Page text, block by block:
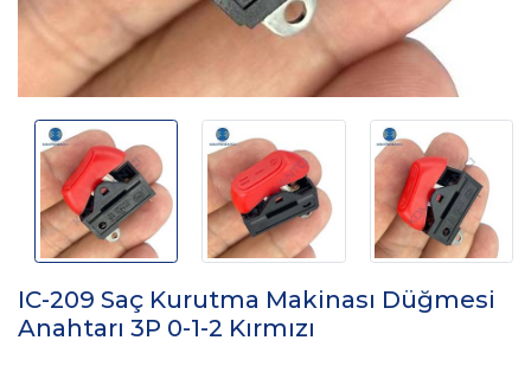
IC-209 Saç Kurutma Makinası Düğmesi
Anahtarı 3P 0-1-2 Kırmızı